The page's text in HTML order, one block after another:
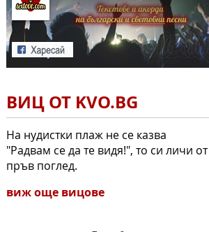
ВИЦ ОТ KVO.BG
На нудистки плаж не се казва
"Радвам се да те видя!", то си личи от
пръв поглед.
виж още вицове